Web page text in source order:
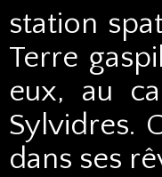
station
Terre
eux, au
Sylvidres.
dans ses